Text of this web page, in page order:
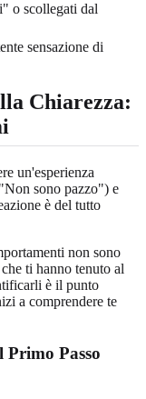
o scollegati dal
sensazione di
Chiarezza:
un'esperienza
sono pazzo") e
è del tutto
non sono
ti hanno tenuto al
è il punto
a comprendere te
Primo Passo